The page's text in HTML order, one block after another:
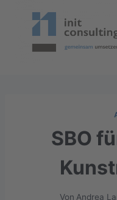
SBO
Von Andrea